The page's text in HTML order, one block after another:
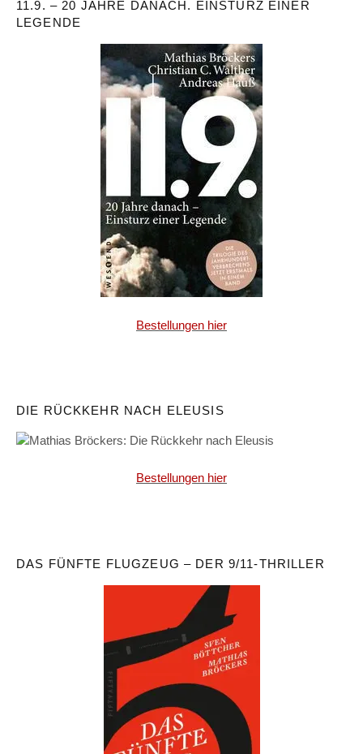
11.9. – 20 JAHRE DANACH. EINSTURZ EINER
LEGENDE
Bestellungen hier
DIE RÜCKKEHR NACH ELEUSIS
Bestellungen hier
DAS FÜNFTE FLUGZEUG – DER 9/11-THRILLER